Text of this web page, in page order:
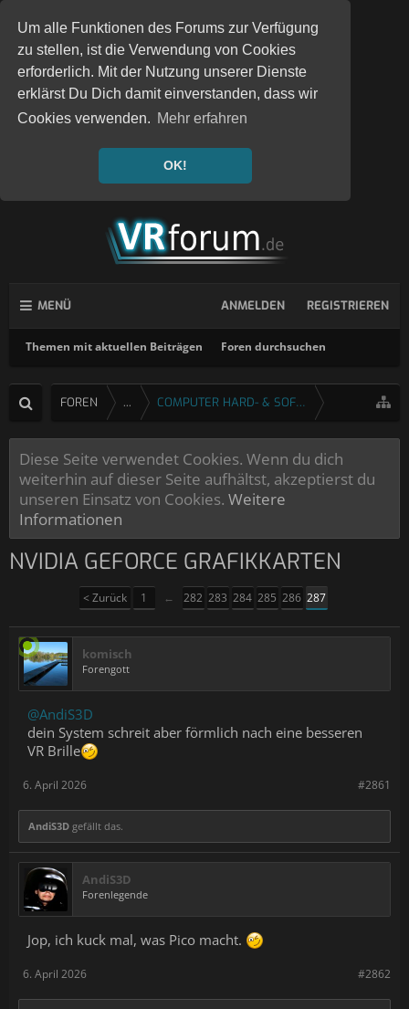
Um alle Funktionen des Forums zur Verfügung
zu stellen, ist die Verwendung von Cookies
erforderlich. Mit der Nutzung unserer Dienste
erklärst Du Dich damit einverstanden, dass wir
Cookies verwenden. Mehr erfahren
OK!
MENÜ
Themen mit aktuellen Beiträgen Foren durchsuchen
ANMELDEN REGISTRIEREN
FOREN ... COMPUTER HARD- & SOFTWARE
Diese Seite verwendet Cookies. Wenn du dich
weiterhin auf dieser Seite aufhältst, akzeptierst du
unseren Einsatz von Cookies. Weitere
Informationen
NVIDIA GEFORCE GRAFIKKARTEN
< Zurück 1 ← 282 283 284 285 286 287
komisch
Forengott
@AndiS3D
dein System schreit aber förmlich nach eine besseren
VR Brille
#2861
6. April 2026
AndiS3D gefällt das.
AndiS3D
Forenlegende
Jop, ich kuck mal, was Pico macht.
#2862
6. April 2026